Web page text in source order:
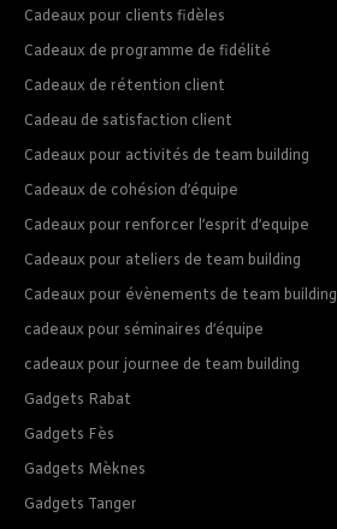
Cadeaux pour clients fidèles
Cadeaux de programme de fidélité
Cadeaux de rétention client
Cadeau de satisfaction client
Cadeaux pour activités de team building
Cadeaux de cohésion d’équipe
Cadeaux pour renforcer l’esprit d’equipe
Cadeaux pour ateliers de team building
Cadeaux pour évènements de team building
cadeaux pour séminaires d’équipe
cadeaux pour journee de team building
Gadgets Rabat
Gadgets Fès
Gadgets Mèknes
Gadgets Tanger